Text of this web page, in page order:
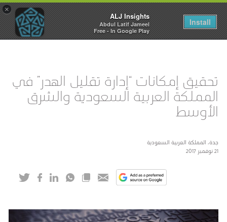
×
ALJ Insights
Abdul Latif Jameel
Free - In Google Play
Install
Toggle
navigation
تحقيق إمكانات “إدارة تقليل الهدر” في
المملكة العربية السعودية والشرق
الأوسط
جدة، المملكة العربية السعودية
21 نوفمبر 2017